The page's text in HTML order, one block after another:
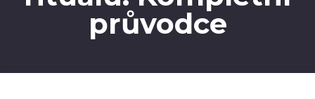
průvodce